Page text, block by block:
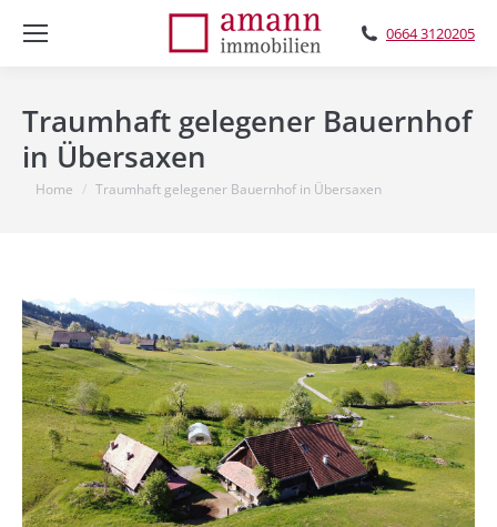
0664 3120205
Traumhaft gelegener Bauernhof
in Übersaxen
You are here:
Home Traumhaft gelegener Bauernhof in Übersaxen